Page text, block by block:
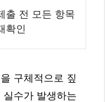
출 전 모든 항목
확인
구체적으로 짚
수가 발생하는